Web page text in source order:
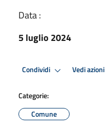
Data :
5 luglio 2024
Condividi Vedi azioni
Categorie:
Comune